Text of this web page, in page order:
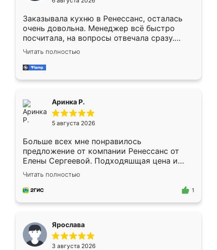
мебели буду заказывать только здесь.
Заказывала кухню в Ренессанс, осталась
очень довольна. Менеджер всё быстро
посчитала, на вопросы отвечала сразу.
Замерщик приехал в субботу, подошёл к
делу со всей ответственностью. Собрали
за день, ребята работали аккуратно, даже
Читать полностью
Аринка Р.
5 августа 2026
Больше всех мне понравилось
предложение от компании Ренессанс от
Елены Сергеевой. Подходяшщая цена и
короткие сроки изготовления. Приехавший
для замера сотрудник Владислав
предложил по моему эскизу самый
Читать полностью
1
Ярослава
3 августа 2026